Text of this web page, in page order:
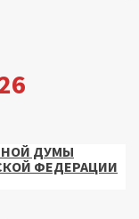
ДУМЫ
ФЕДЕРАЦИИ